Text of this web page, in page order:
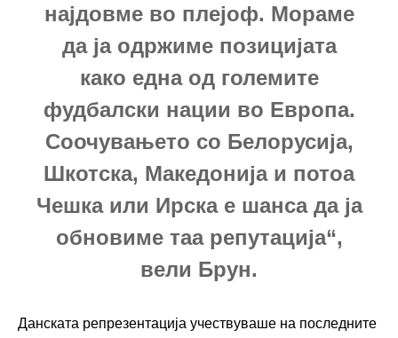
најдовме во плејоф. Мораме
да ја одржиме позицијата
како една од големите
фудбалски нации во Европа.
Соочувањето со Белорусија,
Шкотска, Македонија и потоа
Чешка или Ирска е шанса да ја
обновиме таа репутација“,
вели Брун.
Данската репрезентација учествуваше на последните